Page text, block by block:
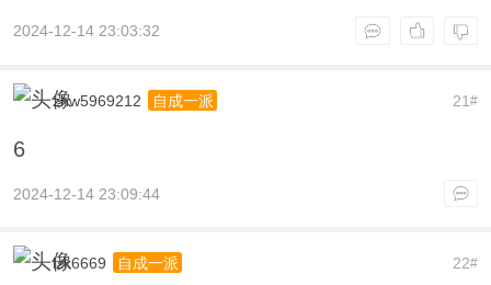
2024-12-14 23:03:32
21#
zhw5969212 自成一派
6
2024-12-14 23:09:44
22#
lzk6669 自成一派